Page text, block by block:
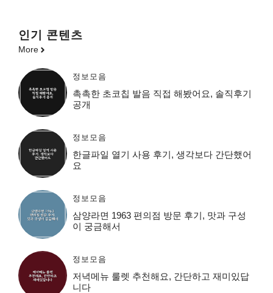
인기 콘텐츠
More
정보모음
촉촉한 초코칩 발음 직접 해봤어요, 솔직후기
공개
정보모음
한글파일 열기 사용 후기, 생각보다 간단했어
요
정보모음
삼양라면 1963 편의점 방문 후기, 맛과 구성
이 궁금해서
정보모음
저녁메뉴 룰렛 추천해요, 간단하고 재미있답
니다